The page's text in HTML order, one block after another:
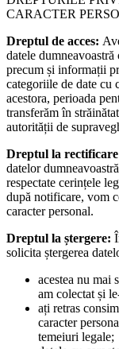
CARACTER
Dreptul de acces:
datele
precum și informații
categoriile de date cu
acestora, perioada
transferăm în
autorității de
Dreptul la
datelor
respectate cerințele
după notificare, vom
caracter personal.
Dreptul la ștergere:
solicita ștergerea
acestea nu mai
am colectat și
ați retras
caracter
temeiuri legale;